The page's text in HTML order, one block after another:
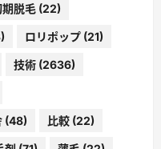
脱毛 (22)
ロリポップ (21)
技術 (2636)
(48) 比較 (22)